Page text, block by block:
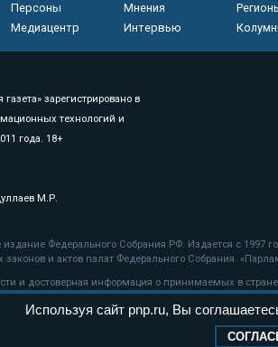
Персоны
Мнения
Медиацентр
Интервью
зарегистрировано в
технологий и
года. 18+
М.Р.
Федерального Собрания РФ. Издается с
и актов палат Федерального Собрания.
и достоверная информация о принимаемых в
технологии
Используя сайт pnp.ru, Вы